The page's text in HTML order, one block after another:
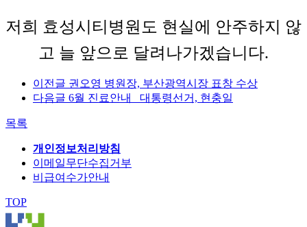
저희 효성시티병원도 현실에 안주하지 않
고 늘 앞으로 달려나가겠습니다.
이전글 권오영 병원장, 부산광역시장 표창 수상
다음글 6월 진료안내_ 대통령선거, 현충일
목록
개인정보처리방침
이메일무단수집거부
비급여수가안내
TOP